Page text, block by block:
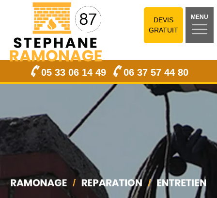
DEVIS
GRATUIT
MENU
05 33 06 14 49 06 37 57 44 80